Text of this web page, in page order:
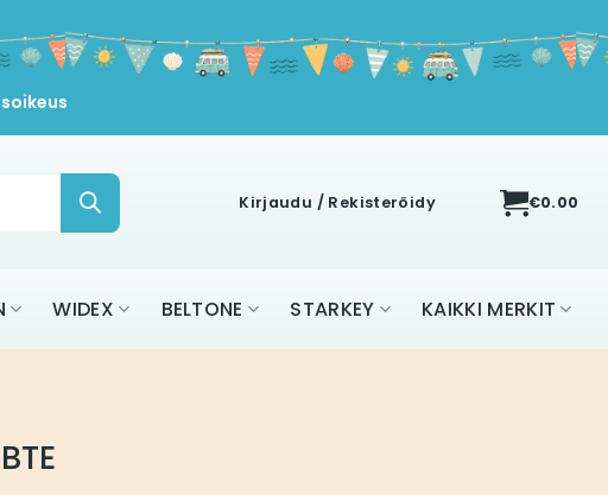
Kirjaudu / Rekisteröidy €0.00
WIDEX BELTONE STARKEY KAIKKI MERKIT